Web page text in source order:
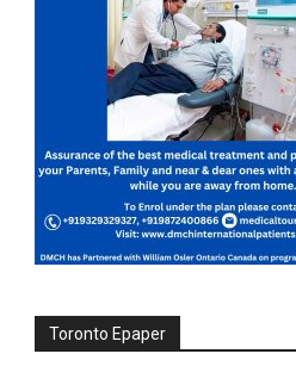
Toronto Epaper